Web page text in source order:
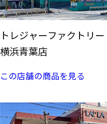
トレジャーファクトリー
横浜青葉店
この店舗の商品を見る